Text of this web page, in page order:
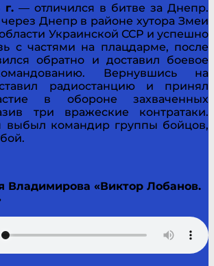
г. — отличился в битве за Днепр.
Днепр в районе хутора Змеи
Украинской ССР и успешно
с частями на плацдарме, после
обратно и доставил боевое
Вернувшись на
радиостанцию и принял
в обороне захваченных
три вражеские контратаки.
выбыл командир группы бойцов,
Владимирова «Виктор Лобанов.